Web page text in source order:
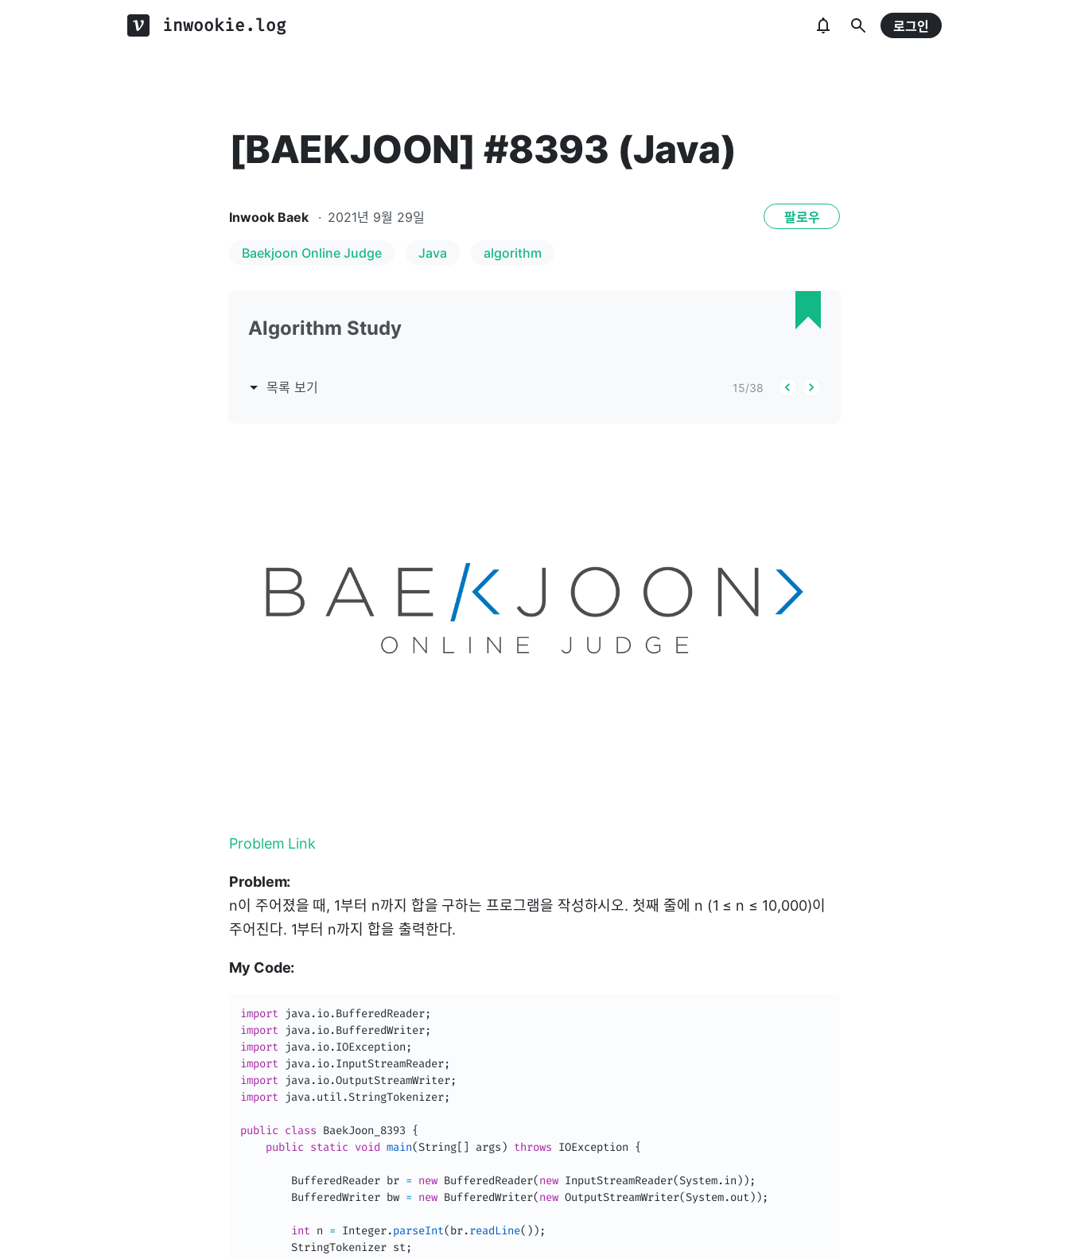
inwookie.log 로그인
[BAEKJOON] #8393 (Java)
Inwook Baek · 2021년 9월 29일 팔로우
Baekjoon Online Judge Java algorithm
Algorithm Study
목록 보기 15/38
Problem Link
Problem:
n이 주어졌을 때, 1부터 n까지 합을 구하는 프로그램을 작성하시오. 첫째 줄에 n (1 ≤ n ≤ 10,000)이
주어진다. 1부터 n까지 합을 출력한다.
My Code:
import java.io.BufferedReader;
import
java.io.BufferedWriter;
import
java.io.IOException ;
import
java.io.InputStreamReader;
import
java.io.OutputStreamWriter;
import
java.util .StringTokenizer;
public class BaekJoon_8393 {
public static void main(String[ ] args ) throws IOException {
BufferedReader br = new BufferedReader(new InputStreamReader(System.in ) ) ;
BufferedWriter bw = new BufferedWriter(new OutputStreamWriter(System.out ) ) ;
int n = Integer.parseInt(br.readLine( ) ) ;
StringTokenizer st ;